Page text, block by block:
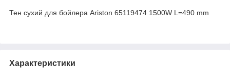
Тен сухий для бойлера Ariston 65119474 1500W L=490 mm
Характеристики